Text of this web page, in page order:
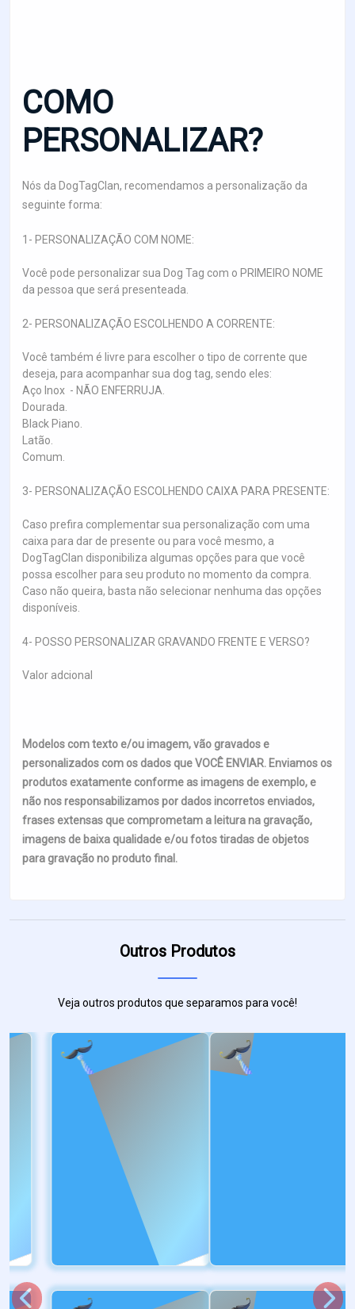
COMO
PERSONALIZAR?
Nós da DogTagClan, recomendamos a personalização da
seguinte forma:
1- PERSONALIZAÇÃO COM NOME:
Você pode personalizar sua Dog Tag com o PRIMEIRO NOME
da pessoa que será presenteada.
2- PERSONALIZAÇÃO ESCOLHENDO A CORRENTE:
Você também é livre para escolher o tipo de corrente que
deseja, para acompanhar sua dog tag, sendo eles:
Aço Inox - NÃO ENFERRUJA.
Dourada.
Black Piano.
Latão.
Comum.
3- PERSONALIZAÇÃO ESCOLHENDO CAIXA PARA PRESENTE:
Caso prefira complementar sua personalização com uma
caixa para dar de presente ou para você mesmo, a
DogTagClan disponibiliza algumas opções para que você
possa escolher para seu produto no momento da compra.
Caso não queira, basta não selecionar nenhuma das opções
disponíveis.
4- POSSO PERSONALIZAR GRAVANDO FRENTE E VERSO?
Valor adcional
Modelos com texto e/ou imagem, vão gravados e
personalizados com os dados que VOCÊ ENVIAR. Enviamos os
produtos exatamente conforme as imagens de exemplo, e
não nos responsabilizamos por dados incorretos enviados,
frases extensas que comprometam a leitura na gravação,
imagens de baixa qualidade e/ou fotos tiradas de objetos
para gravação no produto final.
Outros Produtos
Veja outros produtos que separamos para você!